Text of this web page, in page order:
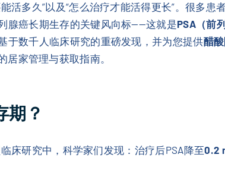
活多久”以及“怎么治疗才能活得更长”。很多患
腺癌长期生存的关键风向标——这就是PSA（前
于数千人临床研究的重磅发现，并为您提供醋
居家管理与获取指南。
期？
床研究中，科学家们发现：治疗后PSA降至0.2